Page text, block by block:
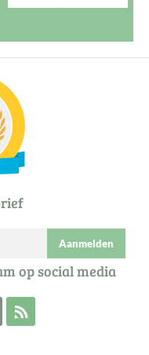
Aanmelden
op social media
Facebook
Buik op Twitter
Volg de Buik op Instagram